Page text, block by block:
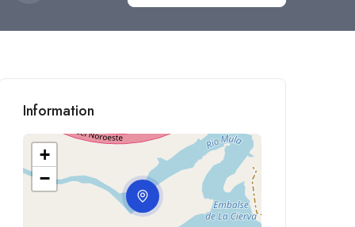
Information
+
−